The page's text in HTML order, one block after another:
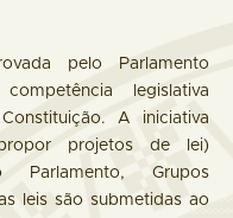
pelo Parlamento
legislativa
A iniciativa
projetos de lei)
Grupos
leis são submetidas ao